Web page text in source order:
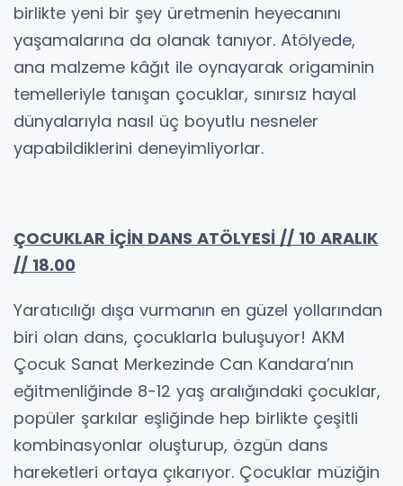
birlikte yeni bir şey üretmenin heyecanını
yaşamalarına da olanak tanıyor. Atölyede,
ana malzeme kâğıt ile oynayarak origaminin
temelleriyle tanışan çocuklar, sınırsız hayal
dünyalarıyla nasıl üç boyutlu nesneler
yapabildiklerini deneyimliyorlar.
ÇOCUKLAR İÇİN DANS ATÖLYESİ // 10 ARALIK
// 18.00
Yaratıcılığı dışa vurmanın en güzel yollarından
biri olan dans, çocuklarla buluşuyor! AKM
Çocuk Sanat Merkezinde Can Kandara’nın
eğitmenliğinde 8-12 yaş aralığındaki çocuklar,
popüler şarkılar eşliğinde hep birlikte çeşitli
kombinasyonlar oluşturup, özgün dans
hareketleri ortaya çıkarıyor. Çocuklar müziğin